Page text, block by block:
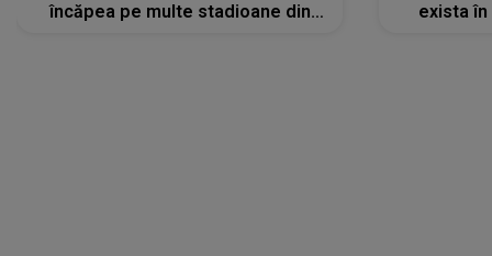
încăpea pe multe stadioane din
exista